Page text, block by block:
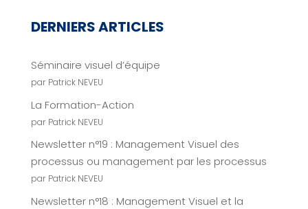
DERNIERS ARTICLES
Séminaire visuel d’équipe
par Patrick NEVEU
La Formation-Action
par Patrick NEVEU
Newsletter n°19 : Management Visuel des
processus ou management par les processus
par Patrick NEVEU
Newsletter n°18 : Management Visuel et la